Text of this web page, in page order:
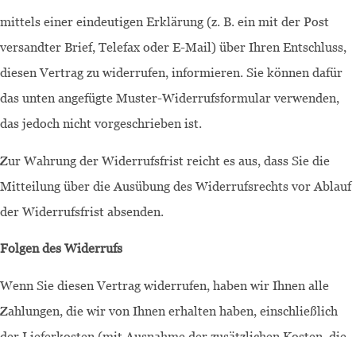
mittels einer eindeutigen Erklärung (z. B. ein mit der Post
versandter Brief, Telefax oder E-Mail) über Ihren Entschluss,
diesen Vertrag zu widerrufen, informieren. Sie können dafür
das unten angefügte Muster-Widerrufsformular verwenden,
das jedoch nicht vorgeschrieben ist.
Zur Wahrung der Widerrufsfrist reicht es aus, dass Sie die
Mitteilung über die Ausübung des Widerrufsrechts vor Ablauf
der Widerrufsfrist absenden.
Folgen des Widerrufs
Wenn Sie diesen Vertrag widerrufen, haben wir Ihnen alle
Zahlungen, die wir von Ihnen erhalten haben, einschließlich